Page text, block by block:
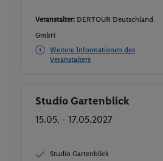
Veranstalter: DERTOUR Deutschland
GmbH
Weitere Informationen des
Veranstalters
Buchen
Studio Gartenblick
15.05. - 17.05.2027
Studio Gartenblick